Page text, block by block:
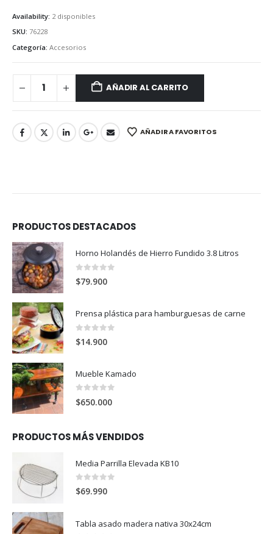
Availability: 2 disponibles
SKU: 76228
Categoría: Accesorios
AÑADIR AL CARRITO
AÑADIR A FAVORITOS
PRODUCTOS DESTACADOS
Horno Holandés de Hierro Fundido 3.8 Litros
0
$79.900
Prensa plástica para hamburguesas de carne
0
$14.900
Mueble Kamado
0
$650.000
PRODUCTOS MÁS VENDIDOS
Media Parrilla Elevada KB10
0 out of 5
$69.990
Tabla asado madera nativa 30x24cm